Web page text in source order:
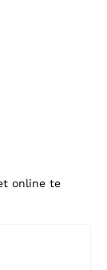
online te